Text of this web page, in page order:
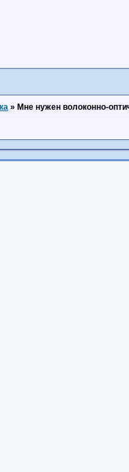
» Мне нужен волоконно-